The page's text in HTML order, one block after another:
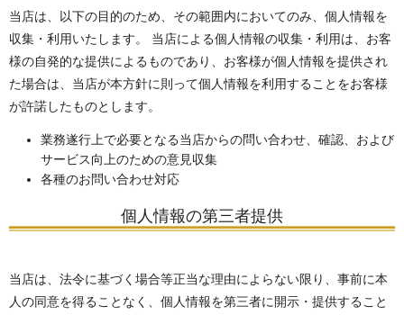
当店は、以下の目的のため、その範囲内においてのみ、個人情報を
収集・利用いたします。 当店による個人情報の収集・利用は、お客
様の自発的な提供によるものであり、お客様が個人情報を提供され
た場合は、当店が本方針に則って個人情報を利用することをお客様
が許諾したものとします。
業務遂行上で必要となる当店からの問い合わせ、確認、および
サービス向上のための意見収集
各種のお問い合わせ対応
個人情報の第三者提供
当店は、法令に基づく場合等正当な理由によらない限り、事前に本
人の同意を得ることなく、個人情報を第三者に開示・提供すること